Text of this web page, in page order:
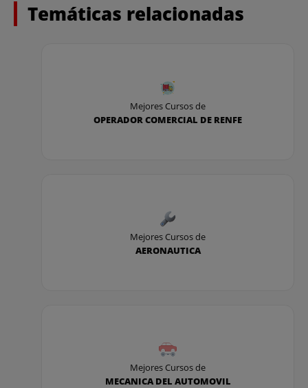
Temáticas relacionadas
Mejores Cursos de
OPERADOR COMERCIAL DE RENFE
Mejores Cursos de
AERONAUTICA
Mejores Cursos de
MECANICA DEL AUTOMOVIL